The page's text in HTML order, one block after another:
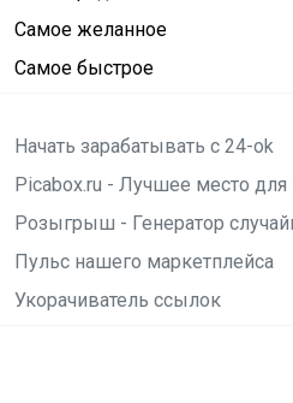
Самое желанное
Самое быстрое
Начать зарабатывать с 24-ok
Picabox.ru - Лучшее место
Розыгрыш - Генератор
Пульс нашего маркетплейса
Укорачиватель ссылок